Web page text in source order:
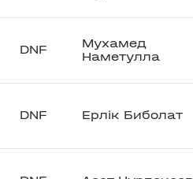
DNF
Мухамед
Наметулла
DNF Ерлік Биболат